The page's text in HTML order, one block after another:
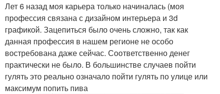
Лет 6 назад моя карьера только начиналась (моя
профессия связана с дизайном интерьера и 3d
графикой. Зацепиться было очень сложно, так как
данная профессия в нашем регионе не особо
востребована даже сейчас. Соответственно денег
практически не было. В большинстве случаев пойти
гулять это реально означало пойти гулять по улице или
максимум попить пива